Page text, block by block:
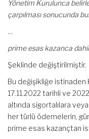
Yönetim Kurulunca
çarpılması sonucunda
…
prime esas kazanca
Şeklinde değiştirilmiştir.
Bu değişikliğe istinaden
17.11.2022 tarihli ve
altında sigortalılara
her türlü ödemelerin,
prime esas kazançtan